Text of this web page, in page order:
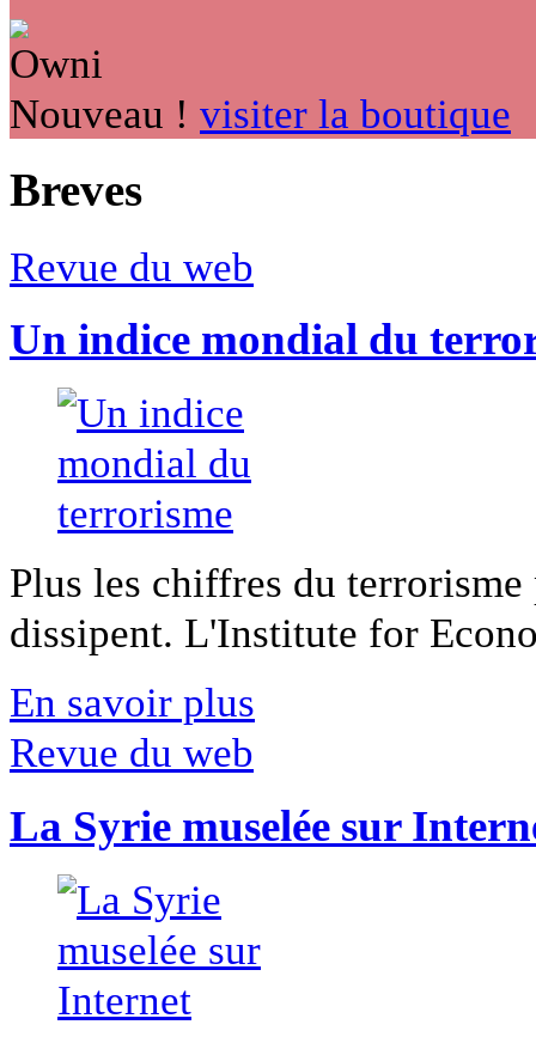
Nouveau ! visiter la boutique
Breves
Revue du web
Un indice mondial du
Plus les chiffres du
dissipent. L'Institute for
En savoir plus
Revue du web
La Syrie muselée sur